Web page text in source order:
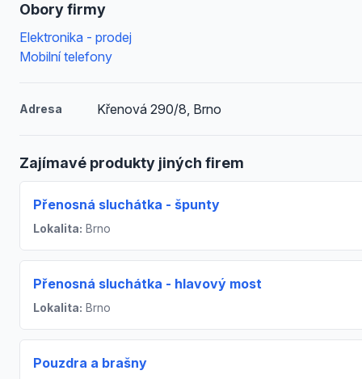
Obory firmy
Elektronika - prodej
Mobilní telefony
Adresa Křenová 290/8, Brno
Zajímavé produkty jiných firem
Přenosná sluchátka - špunty
Lokalita: Brno
Přenosná sluchátka - hlavový most
Lokalita: Brno
Pouzdra a brašny